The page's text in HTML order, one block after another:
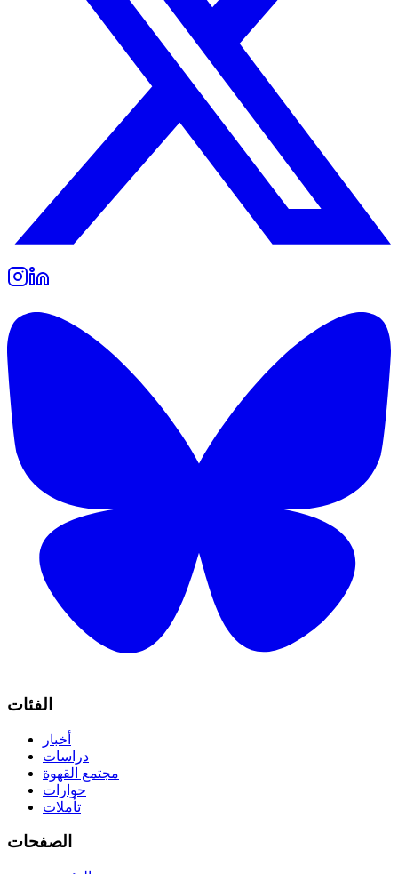
الفئات
أخبار
دراسات
مجتمع القهوة
حوارات
تأملات
الصفحات